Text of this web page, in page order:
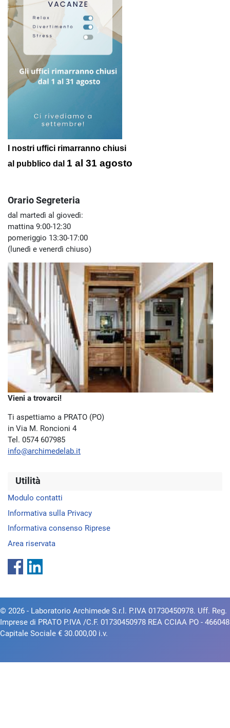
I nostri uffici rimarranno chiusi
al pubblico dal 1 al 31 agosto
Orario Segreteria
dal martedì al giovedì:
mattina 9:00-12:30
pomeriggio 13:30-17:00
(lunedì e venerdì chiuso)
Vieni a trovarci!
Ti aspettiamo a PRATO (PO)
in Via M. Roncioni 4
Tel. 0574 607985
info@archimedelab.it
Utilità
Modulo contatti
Informativa sulla Privacy
Informativa consenso Riprese
Area riservata
© 2026 - Laboratorio Archimede S.r.l. P.IVA 01730450978. Uff. Reg.
Imprese di PRATO P.IVA /C.F. 01730450978 REA CCIAA PO - 466048
Capitale Sociale € 30.000,00 i.v.